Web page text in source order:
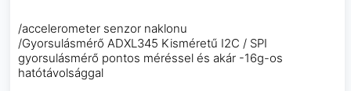
/accelerometer senzor naklonu
/Gyorsulásmérő ADXL345 Kisméretű I2C / SPI
gyorsulásmérő pontos méréssel és akár -16g-os
hatótávolsággal